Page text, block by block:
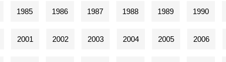
1985 1986 1987 1988 1989 1990
2001 2002 2003 2004 2005 2006